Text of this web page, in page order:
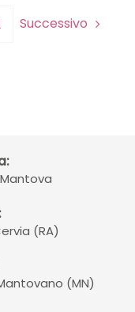
Successivo
Mantova
(RA)
(MN)